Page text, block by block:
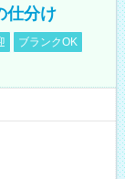
仕分け
ブランクOK